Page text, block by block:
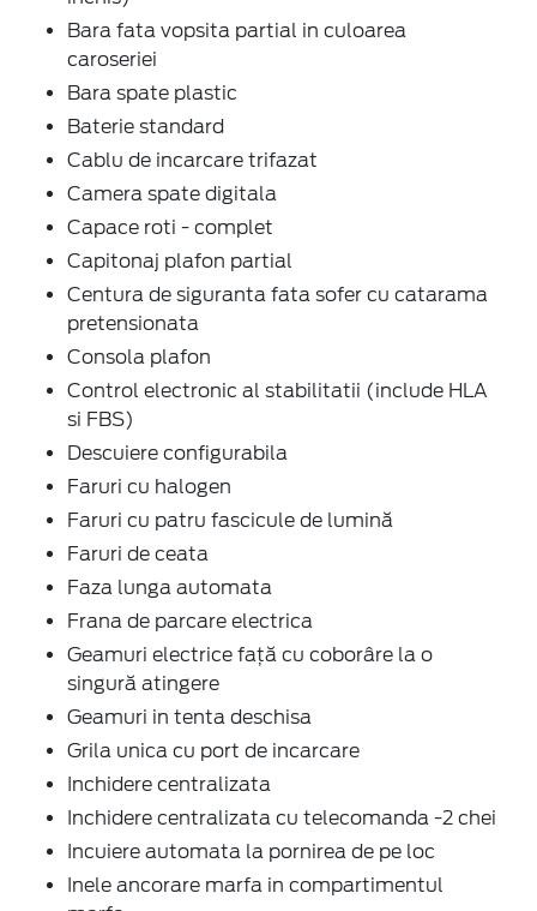
Bara fata vopsita partial in culoarea
caroseriei
Bara spate plastic
Baterie standard
Cablu de incarcare trifazat
Camera spate digitala
Capace roti - complet
Capitonaj plafon partial
Centura de siguranta fata sofer cu catarama
pretensionata
Consola plafon
Control electronic al stabilitatii (include HLA
si FBS)
Descuiere configurabila
Faruri cu halogen
Faruri cu patru fascicule de lumină
Faruri de ceata
Faza lunga automata
Frana de parcare electrica
Geamuri electrice faţă cu coborâre la o
singură atingere
Geamuri in tenta deschisa
Grila unica cu port de incarcare
Inchidere centralizata
Inchidere centralizata cu telecomanda -2 chei
Incuiere automata la pornirea de pe loc
Inele ancorare marfa in compartimentul